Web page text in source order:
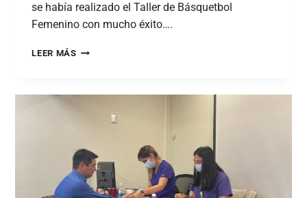
se había realizado el Taller de Básquetbol
Femenino con mucho éxito….
LEER MÁS